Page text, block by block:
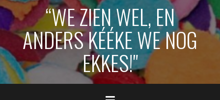
“WE ZIEN WEL, EN
ANDERS KÉÉKE WE NOG
EKKES!"